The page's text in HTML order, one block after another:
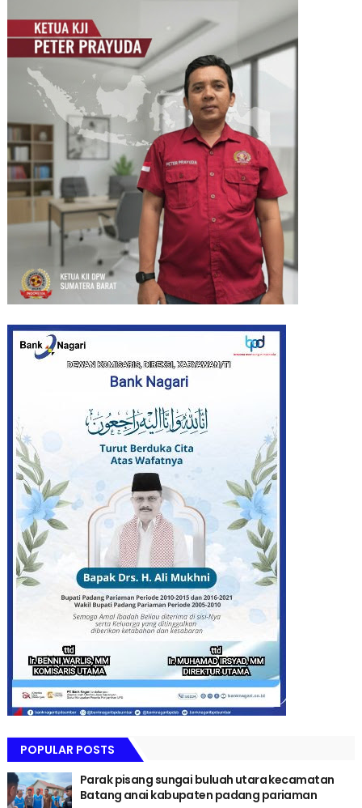
POPULAR POSTS
Parak pisang sungai buluah utara kecamatan
Batang anai kabupaten padang pariaman